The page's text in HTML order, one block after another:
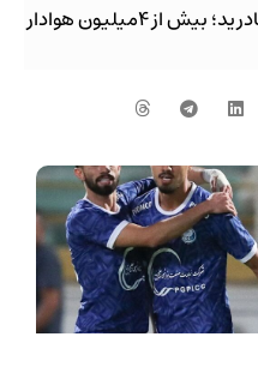
بیشتر بخوانید: افزایش تنش در مادرید؛ بیش از ۴میلیون هوادار